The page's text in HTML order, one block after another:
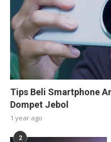
Tips Beli Smartphone
Dompet Jebol
1 year ago
2